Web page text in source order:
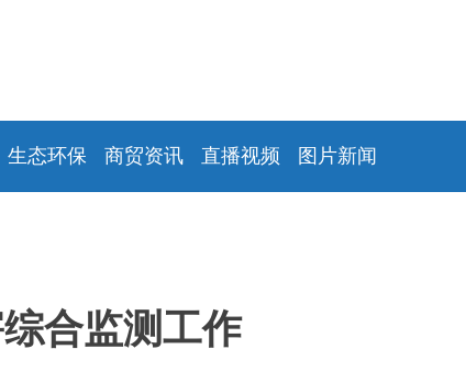
生态环保 商贸资讯 直播视频 图片新闻
合监测工作